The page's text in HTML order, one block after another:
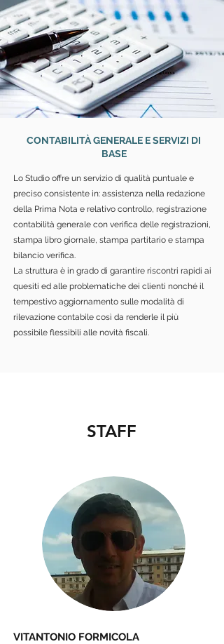
CONTABILITÀ GENERALE E SERVIZI DI
BASE
Lo Studio offre un servizio di qualità puntuale e
preciso consistente in: assistenza nella redazione
della Prima Nota e relativo controllo, registrazione
contabilità generale con verifica delle registrazioni,
stampa libro giornale, stampa partitario e stampa
bilancio verifica.
La struttura è in grado di garantire riscontri rapidi ai
quesiti ed alle problematiche dei clienti nonché il
tempestivo aggiornamento sulle modalità di
rilevazione contabile così da renderle il più
possibile flessibili alle novità fiscali.
STAFF
VITANTONIO FORMICOLA